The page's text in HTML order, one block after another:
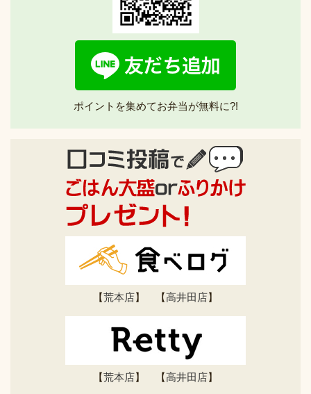
ポイントを集めてお弁当が無料に?!
【荒本店】 【高井田店】
【荒本店】 【高井田店】